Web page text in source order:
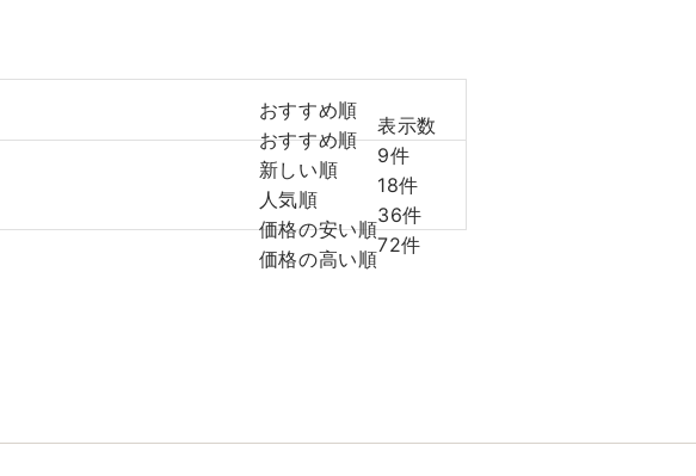
おすすめ順
おすすめ順
新しい順
人気順
価格の安い順
価格の高い順
表示数
9件
18件
36件
72件